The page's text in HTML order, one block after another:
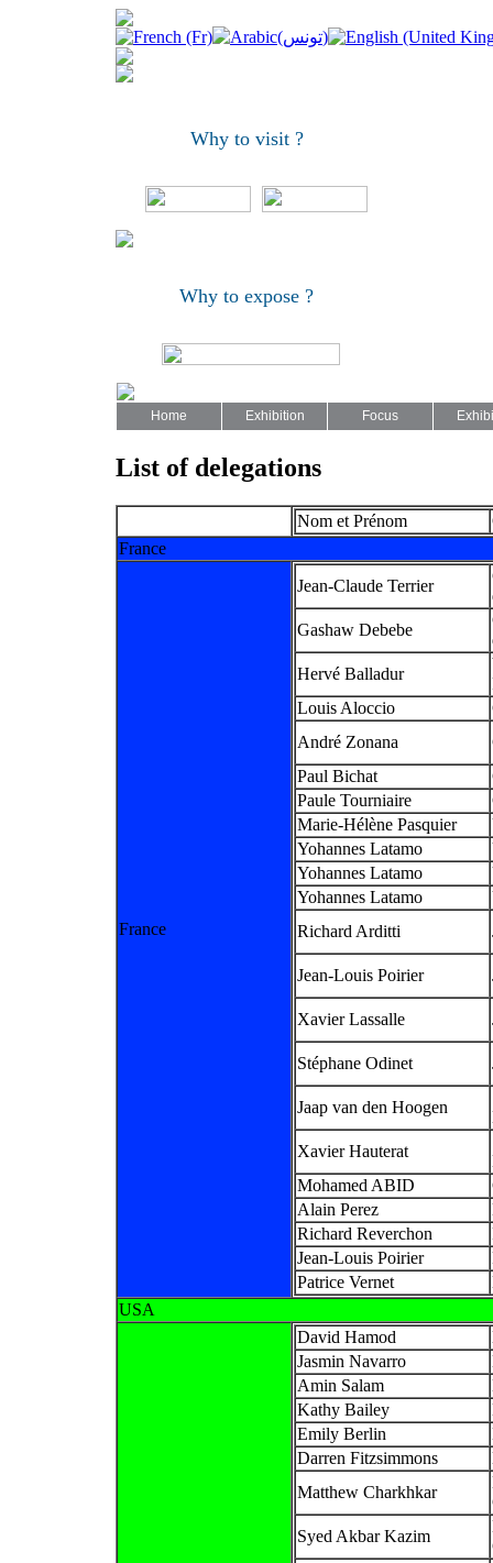
Why to visit ?
Why to expose ?
Home Exhibition Focus
List of delegations
Nom et Prénom
France
France
Jean-Claude Terrier
Gashaw Debebe
Hervé Balladur
Louis Aloccio
André Zonana
Paul Bichat
Paule Tourniaire
Marie-Hélène Pasquier
Yohannes Latamo
Yohannes Latamo
Yohannes Latamo
Richard Arditti
Jean-Louis Poirier
Xavier Lassalle
Stéphane Odinet
Jaap van den Hoogen
Xavier Hauterat
Mohamed ABID
Alain Perez
Richard Reverchon
Jean-Louis Poirier
Patrice Vernet
USA
David Hamod
Jasmin Navarro
Amin Salam
Kathy Bailey
Emily Berlin
Darren Fitzsimmons
Matthew Charkhkar
Syed Akbar Kazim